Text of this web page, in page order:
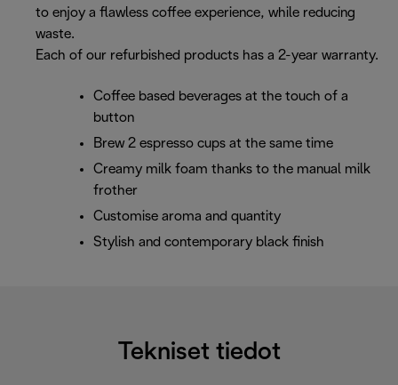
to enjoy a flawless coffee experience, while reducing
waste.
Each of our refurbished products has a 2-year warranty.
Coffee based beverages at the touch of a
button
Brew 2 espresso cups at the same time
Creamy milk foam thanks to the manual milk
frother
Customise aroma and quantity
Stylish and contemporary black finish
Tekniset tiedot